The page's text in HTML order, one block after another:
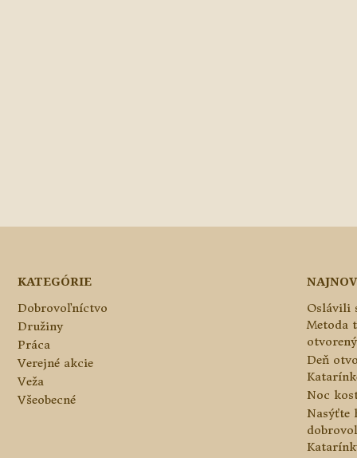
KATEGÓRIE
Dobrovoľníctvo
Družiny
Práca
Verejné akcie
Veža
Všeobecné
Oslávili
Metoda
Deň
Noc
Nasýťte